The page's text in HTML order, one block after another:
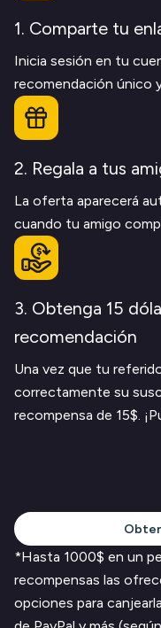
1. Comparte tu
Inicia sesión en tu
recomendación único
2. Regala a tus
La oferta aparecerá
cuando tu amigo
3. Obtenga 15
recomendación
Una vez que tu
correctamente su
recompensa de 15$.
*Hasta 1000$ en un
recompensas las
opciones para